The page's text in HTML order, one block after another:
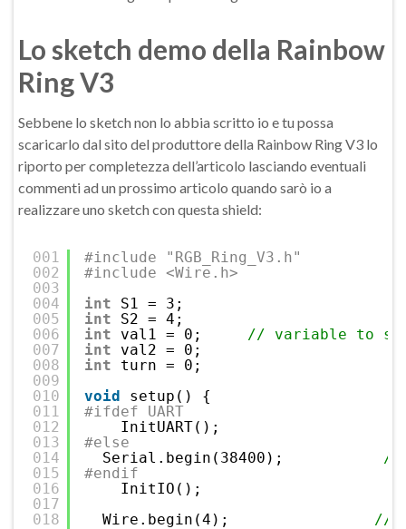
Lo sketch demo della Rainbow
Ring V3
Sebbene lo sketch non lo abbia scritto io e tu possa
scaricarlo dal sito del produttore della Rainbow Ring V3 lo
riporto per completezza dell’articolo lasciando eventuali
commenti ad un prossimo articolo quando sarò io a
realizzare uno sketch con questa shield:
001
002
003
004
005
006
007
008
009
010
011
012
013
014
015
016
017
018
#include "RGB_Ring_V3.h"
#include <Wire.h>
int
S1 = 3;
int
S2 = 4;
int
val1 = 0; // variable to
int
val2 = 0;
int
turn = 0;
void
setup() {
#ifdef UART
InitUART();
#else
Serial.begin(38400); //
#endif
InitIO();
Wire.begin(4); //